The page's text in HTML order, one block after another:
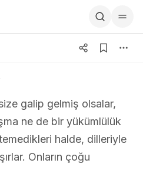
galip gelmiş olsalar,
ne de bir yükümlülük
halde, dilleriyle
Onların çoğu